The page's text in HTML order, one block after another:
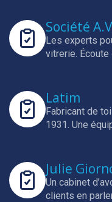
Société
Les experts
vitrerie.
Latim
Fabricant de
1931. Une
Julie
Un cabinet
clients en